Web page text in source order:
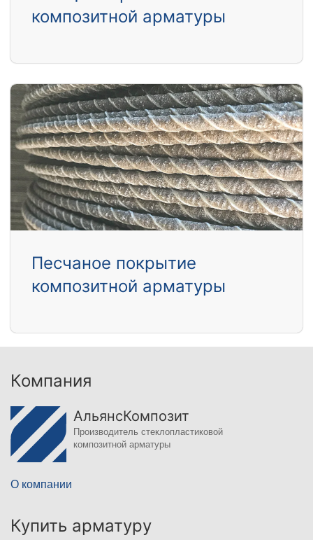
композитной арматуры
Песчаное покрытие
композитной арматуры
Компания
АльянсКомпозит
Производитель стеклопластиковой
композитной арматуры
О компании
Купить арматуру